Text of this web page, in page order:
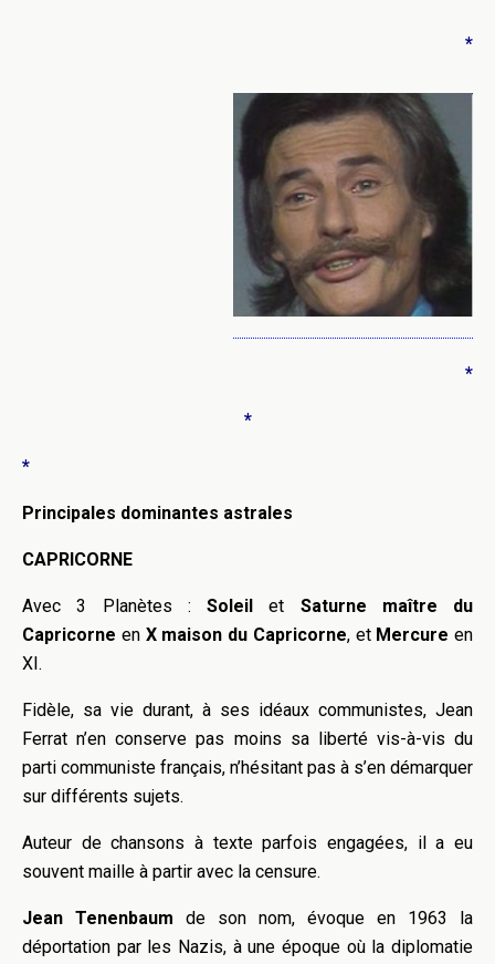
*
*
*
*
Principales dominantes astrales
CAPRICORNE
Avec 3 Planètes : Soleil et Saturne maître du
Capricorne en X maison du Capricorne, et Mercure en
XI.
Fidèle, sa vie durant, à ses idéaux communistes, Jean
Ferrat n’en conserve pas moins sa liberté vis-à-vis du
parti communiste français, n’hésitant pas à s’en démarquer
sur différents sujets.
Auteur de chansons à texte parfois engagées, il a eu
souvent maille à partir avec la censure.
Jean Tenenbaum de son nom, évoque en 1963 la
déportation par les Nazis, à une époque où la diplomatie